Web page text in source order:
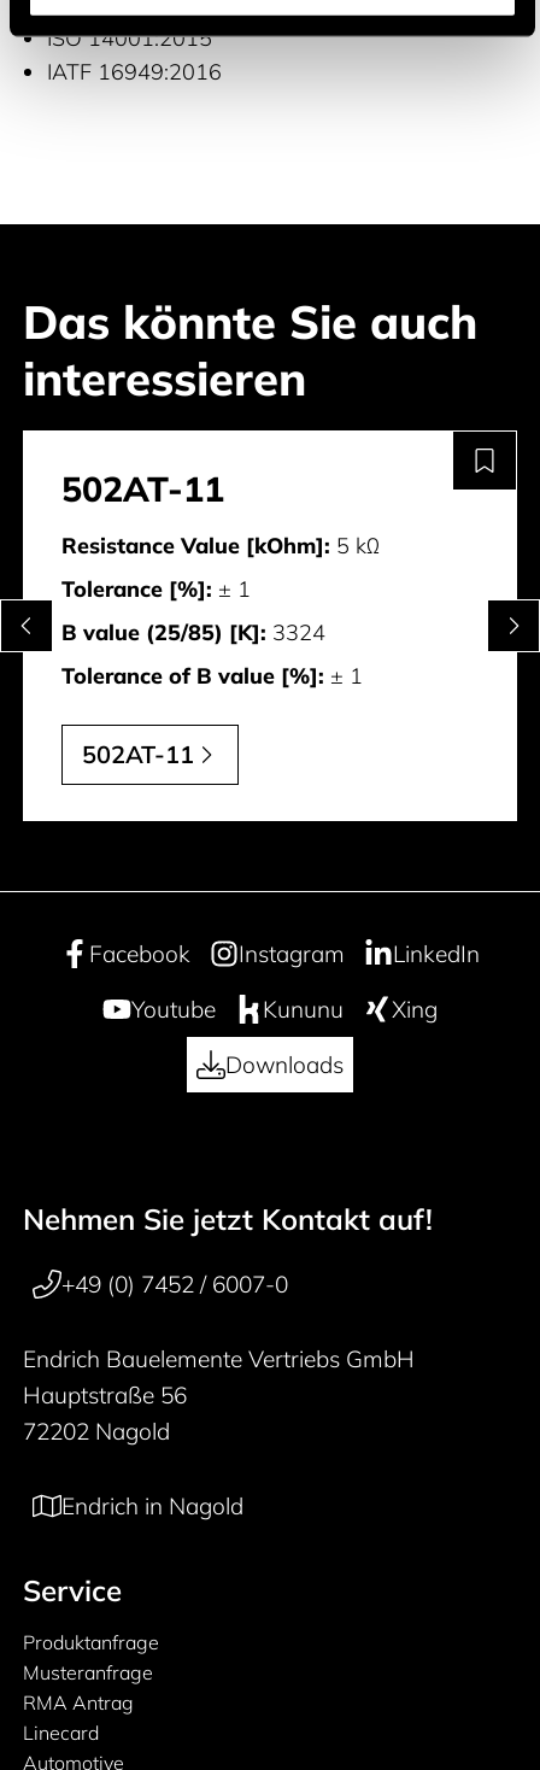
ISO 14001:2015
IATF 16949:2016
Das könnte Sie auch
interessieren
502AT-11
Resistance Value [kOhm]: 5 kΩ
Tolerance [%]: ± 1
B value (25/85) [K]: 3324
Tolerance of B value [%]: ± 1
502AT-11
Facebook Instagram
LinkedIn
Youtube
Kununu
Xing
Downloads
50 years
Footer navigation
Nehmen Sie jetzt Kontakt auf!
+49 (0) 7452 / 6007-0
Endrich Bauelemente Vertriebs GmbH
Hauptstraße 56
72202 Nagold
Endrich in Nagold
Service
Produktanfrage
Musteranfrage
RMA Antrag
Linecard
Automotive